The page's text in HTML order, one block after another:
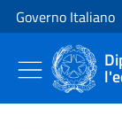
Vai al contenuto
Vai alla navigazione
Governo Italiano